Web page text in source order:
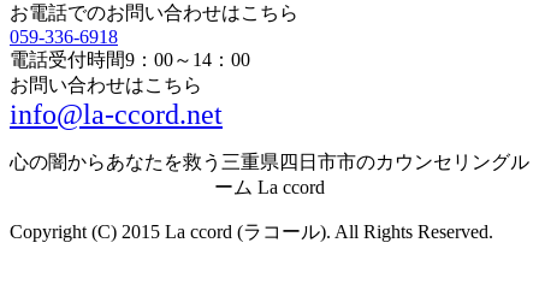
お電話でのお問い合わせはこちら
059-336-6918
電話受付時間9：00～14：00
お問い合わせはこちら
info@la-ccord.net
心の闇からあなたを救う三重県四日市市のカウンセリングル
ーム La ccord
Copyright (C) 2015 La ccord (ラコール). All Rights Reserved.